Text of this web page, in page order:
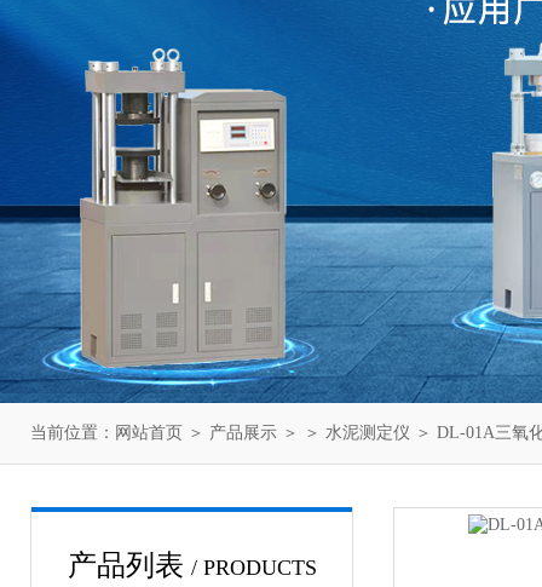
当前位置： 网站首页 ＞ 产品展示 ＞ ＞ 水泥测定仪 ＞ DL-01A三氧
产品列表 / PRODUCTS